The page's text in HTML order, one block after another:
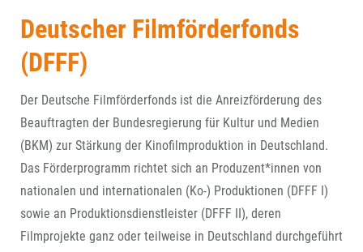
Deutscher Filmförderfonds
(DFFF)
Der Deutsche Filmförderfonds ist die Anreizförderung des
Beauftragten der Bundesregierung für Kultur und Medien
(BKM) zur Stärkung der Kinofilmproduktion in Deutschland.
Das Förderprogramm richtet sich an Produzent*innen von
nationalen und internationalen (Ko-) Produktionen (DFFF I)
sowie an Produktionsdienstleister (DFFF II), deren
Filmprojekte ganz oder teilweise in Deutschland durchgeführt